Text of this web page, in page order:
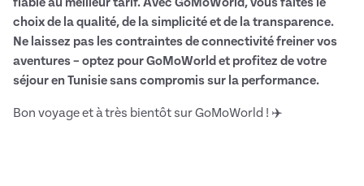
fiable au meilleur tarif. Avec GoMoWorld, vous faites le
choix de la qualité, de la simplicité et de la transparence.
Ne laissez pas les contraintes de connectivité freiner vos
aventures – optez pour GoMoWorld et profitez de votre
séjour en Tunisie sans compromis sur la performance.
Bon voyage et à très bientôt sur GoMoWorld ! ✈️